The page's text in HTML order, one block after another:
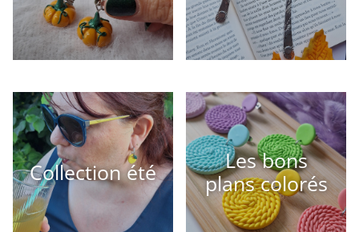
Collection été
Les bons
plans colorés